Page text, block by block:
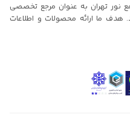
نور تهران به عنوان مرجع تخصصی
ما ارائه محصولات و اطلاعات